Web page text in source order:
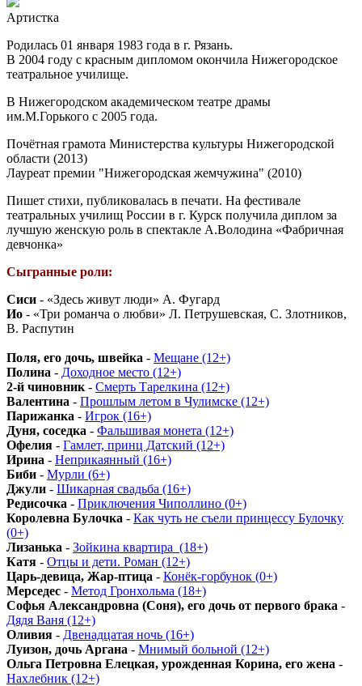
Артистка
Родилась 01 января 1983 года в г. Рязань.
В 2004 году с красным дипломом окончила Нижегородское
театральное училище.
В Нижегородском академическом театре драмы
им.М.Горького с 2005 года.
Почётная грамота Министерства культуры Нижегородской
области (2013)
Лауреат премии "Нижегородская жемчужина" (2010)
Пишет стихи, публиковалась в печати. На фестивале
театральных училищ России в г. Курск получила диплом за
лучшую женскую роль в спектакле А.Володина «Фабричная
девчонка»
Сыгранные роли:
Сиси - «Здесь живут люди» А. Фугард
Ио - «Три романча о любви» Л. Петрушевская, С. Злотников,
В. Распутин
Поля, его дочь, швейка - Мещане (12+)
Полина - Доходное место (12+)
2-й чиновник - Смерть Тарелкина (12+)
Валентина - Прошлым летом в Чулимске (12+)
Парижанка - Игрок (16+)
Дуня, соседка - Фальшивая монета (12+)
Офелия - Гамлет, принц Датский (12+)
Ирина - Неприкаянный (16+)
Биби - Мурли (6+)
Джули - Шикарная свадьба (16+)
Редисочка - Приключения Чиполлино (0+)
Королевна Булочка - Как чуть не съели принцессу Булочку
(0+)
Лизанька - Зойкина квартира_(18+)
Катя - Отцы и дети. Роман (12+)
Царь-девица, Жар-птица - Конёк-горбунок (0+)
Мерседес - Метод Гронхольма (18+)
Софья Александровна (Соня), его дочь от первого брака -
Дядя Ваня (12+)
Оливия - Двенадцатая ночь (16+)
Луизон, дочь Аргана - Мнимый больной (12+)
Ольга Петровна Елецкая, урожденная Корина, его жена -
Нахлебник (12+)